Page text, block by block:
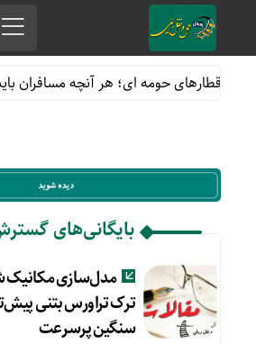
از قطارهای حومه ای؛ هر آنچه مسافران باید
بایگانی‌های
مدل‌سازی
ترک تراورس بتنی
سنگین پرسرعت